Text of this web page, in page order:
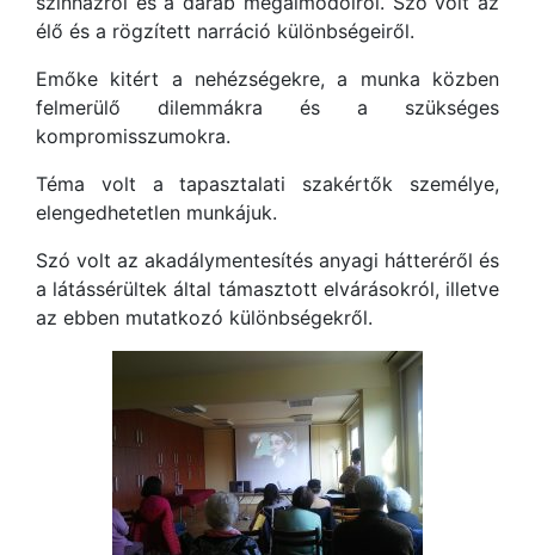
élő és a rögzített narráció különbségeiről.
Emőke kitért a nehézségekre, a munka közben
felmerülő dilemmákra és a szükséges
kompromisszumokra.
Téma volt a tapasztalati szakértők személye,
elengedhetetlen munkájuk.
Szó volt az akadálymentesítés anyagi hátteréről és
a látássérültek által támasztott elvárásokról, illetve
az ebben mutatkozó különbségekről.